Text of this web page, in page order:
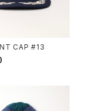
CAP #13